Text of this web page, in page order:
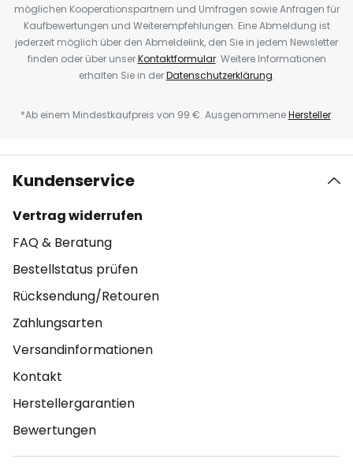
möglichen Kooperationspartnern und Umfragen sowie Anfragen für
Kaufbewertungen und Weiterempfehlungen. Eine Abmeldung ist
jederzeit möglich über den Abmeldelink, den Sie in jedem Newsletter
finden oder über unserKontaktformular. Weitere Informationen
erhalten Sie in derDatenschutzerklärung.
*Ab einem Mindestkaufpreis von 99 €. AusgenommeneHersteller.
Kundenservice
Vertrag widerrufen
FAQ & Beratung
Bestellstatus prüfen
Rücksendung/Retouren
Zahlungsarten
Versandinformationen
Kontakt
Herstellergarantien
Bewertungen